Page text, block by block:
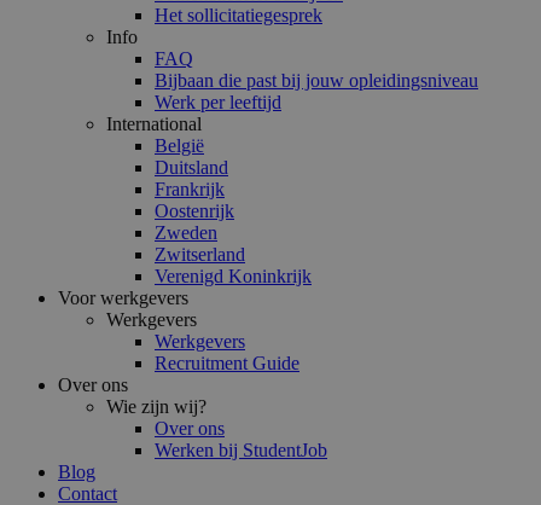
Het sollicitatiegesprek
Info
FAQ
Bijbaan die past bij jouw opleidingsniveau
Werk per leeftijd
International
België
Duitsland
Frankrijk
Oostenrijk
Zweden
Zwitserland
Verenigd Koninkrijk
Voor werkgevers
Werkgevers
Werkgevers
Recruitment Guide
Over ons
Wie zijn wij?
Over ons
Werken bij StudentJob
Blog
Contact